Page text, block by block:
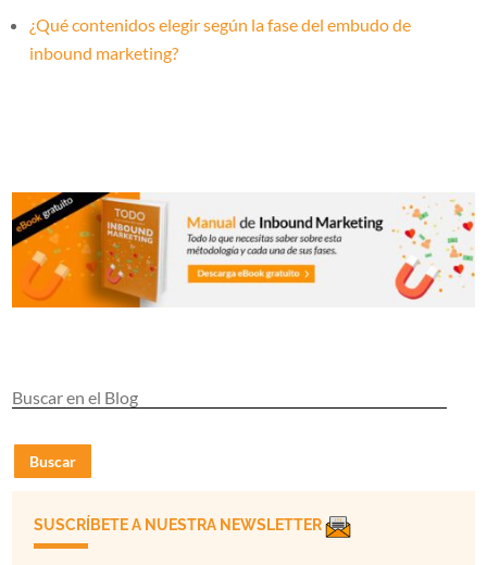
¿Qué contenidos elegir según la fase del embudo de
inbound marketing?
Buscar
SUSCRÍBETE A NUESTRA NEWSLETTER